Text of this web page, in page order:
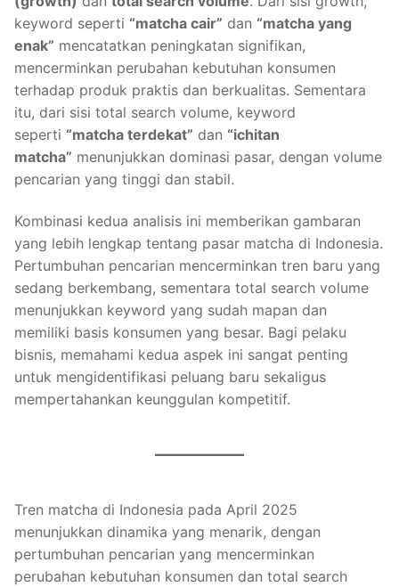
keyword seperti “matcha cair” dan “matcha yang
enak” mencatatkan peningkatan signifikan,
mencerminkan perubahan kebutuhan konsumen
terhadap produk praktis dan berkualitas. Sementara
itu, dari sisi total search volume, keyword
seperti “matcha terdekat” dan “ichitan
matcha” menunjukkan dominasi pasar, dengan volume
pencarian yang tinggi dan stabil.
Kombinasi kedua analisis ini memberikan gambaran
yang lebih lengkap tentang pasar matcha di Indonesia.
Pertumbuhan pencarian mencerminkan tren baru yang
sedang berkembang, sementara total search volume
menunjukkan keyword yang sudah mapan dan
memiliki basis konsumen yang besar. Bagi pelaku
bisnis, memahami kedua aspek ini sangat penting
untuk mengidentifikasi peluang baru sekaligus
mempertahankan keunggulan kompetitif.
Tren matcha di Indonesia pada April 2025
menunjukkan dinamika yang menarik, dengan
pertumbuhan pencarian yang mencerminkan
perubahan kebutuhan konsumen dan total search